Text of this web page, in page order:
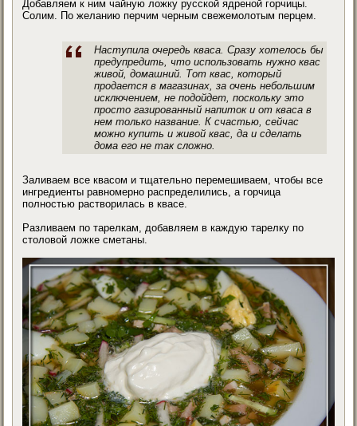
Добавляем к ним чайную ложку русской ядреной горчицы.
Солим. По желанию перчим черным свежемолотым перцем.
Наступила очередь кваса. Сразу хотелось бы
предупредить, что использовать нужно квас
живой, домашний. Тот квас, который
продается в магазинах, за очень небольшим
исключением, не подойдет, поскольку это
просто газированный напиток и от кваса в
нем только название. К счастью, сейчас
можно купить и живой квас, да и сделать
дома его не так сложно.
Заливаем все квасом и тщательно перемешиваем, чтобы все
ингредиенты равномерно распределились, а горчица
полностью растворилась в квасе.
Разливаем по тарелкам, добавляем в каждую тарелку по
столовой ложке сметаны.